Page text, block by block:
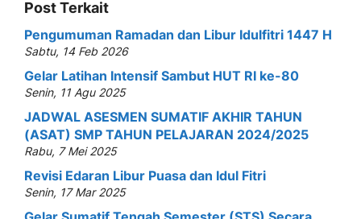
Post Terkait
Pengumuman Ramadan dan Libur Idulfitri 1447 H
Sabtu, 14 Feb 2026
Gelar Latihan Intensif Sambut HUT RI ke-80
Senin, 11 Agu 2025
JADWAL ASESMEN SUMATIF AKHIR TAHUN
(ASAT) SMP TAHUN PELAJARAN 2024/2025
Rabu, 7 Mei 2025
Revisi Edaran Libur Puasa dan Idul Fitri
Senin, 17 Mar 2025